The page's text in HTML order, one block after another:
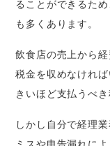
ることができるた
も多くあります。
飲食店の売上から
税金を収めなけれ
きいほど支払うべき
しかし自分で経理